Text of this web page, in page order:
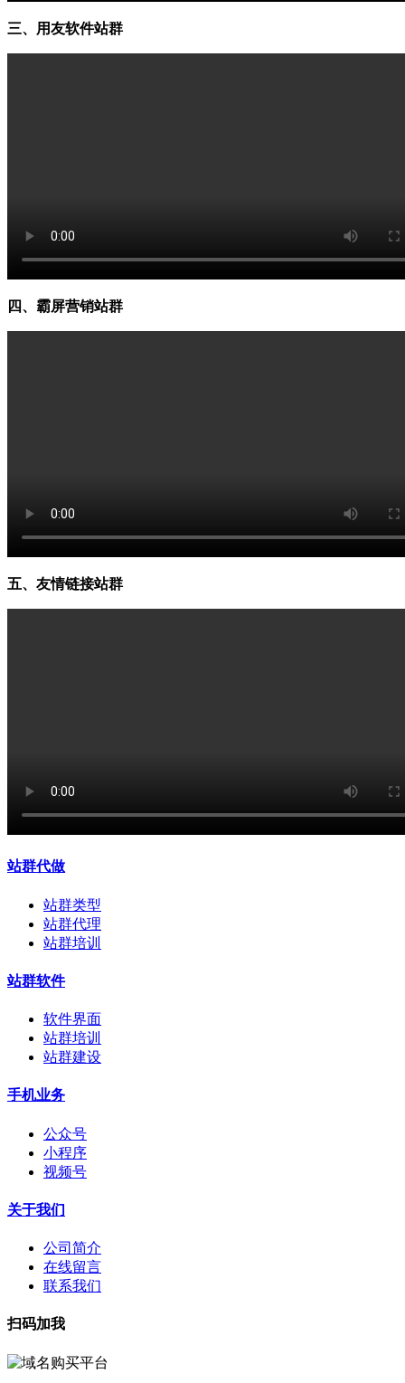
三、用友软件站群
四、霸屏营销站群
五、友情链接站群
站群代做
站群类型
站群代理
站群培训
站群软件
软件界面
站群培训
站群建设
手机业务
公众号
小程序
视频号
关于我们
公司简介
在线留言
联系我们
扫码加我